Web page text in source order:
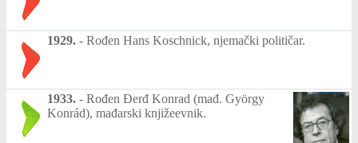
1929. - Rođen Hans Koschnick, njemački političar.
1933. - Rođen Đerđ Konrad (mađ. György
Konrád), mađarski knjižeevnik.